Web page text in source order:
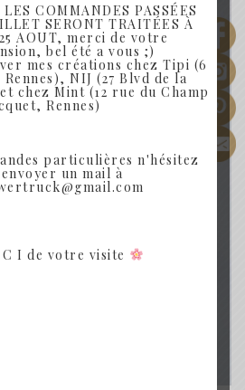
COMMANDES PASSÉES
SERONT TRAITÉES À
AOUT, merci de votre
bel été a vous ;)
mes créations chez Tipi (6
NIJ (27 Blvd de la
chez Mint (12 rue du Champ
Rennes)
particulières n'hésitez
envoyer un mail à
C I de votre visite